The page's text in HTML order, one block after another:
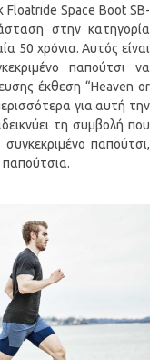
Floatride Space Boot SB-
στην κατηγορία
50 χρόνια. Αυτός είναι
παπούτσι να
έκθεση “Heaven or
για αυτή την
τη συμβολή που
παπούτσι,